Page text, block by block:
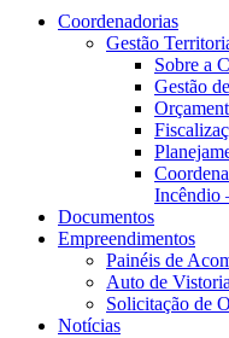
Coordenadorias
Gestão
Sobre a
Gestão
Incêndio
Documentos
Empreendimentos
Painéis de
Auto de
Solicitação de
Notícias